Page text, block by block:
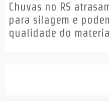
Chuvas no RS
para silagem e
qualidade do